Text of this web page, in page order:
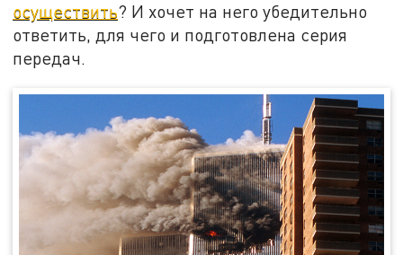
осуществить? И хочет на него убедительно
ответить, для чего и подготовлена серия
передач.